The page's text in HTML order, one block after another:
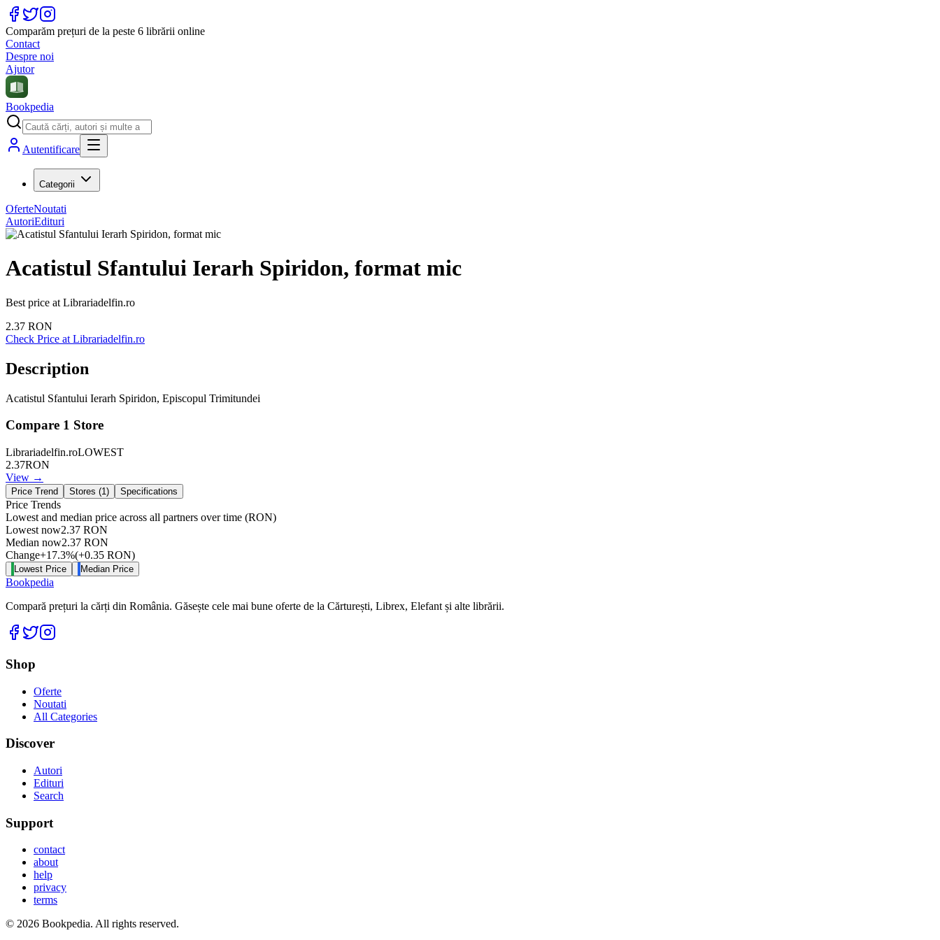
Comparăm prețuri de la peste 6 librării online
Contact
Despre noi
Ajutor
Bookpedia
Autentificare
Categorii
OferteNoutati
AutoriEdituri
Acatistul Sfantului Ierarh Spiridon, format mic
Best price at Librariadelfin.ro
2.37 RON
Check Price at Librariadelfin.ro
Description
Acatistul Sfantului Ierarh Spiridon, Episcopul Trimitundei
Compare 1 Store
Librariadelfin.roLOWEST
2.37RON
View →
Price Trend Stores (1) Specifications
Price Trends
Lowest and median price across all partners over time (RON)
Lowest now2.37 RON
Median now2.37 RON
Change+17.3%(+0.35 RON)
Lowest Price Median Price
Bookpedia
Compară prețuri la cărți din România. Găsește cele mai bune oferte de la Cărturești, Librex, Elefant și alte librării.
Facebook
Twitter
Shop
Oferte
Noutati
All Categories
Discover
Autori
Edituri
Search
Support
contact
about
help
privacy
terms
© 2026 Bookpedia. All rights reserved.